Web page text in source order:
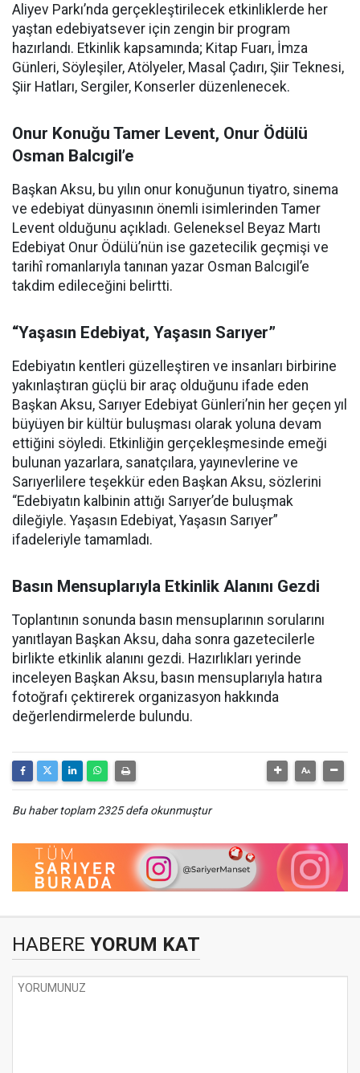
Aliyev Parkı’nda gerçekleştirilecek etkinliklerde her
yaştan edebiyatsever için zengin bir program
hazırlandı. Etkinlik kapsamında; Kitap Fuarı, İmza
Günleri, Söyleşiler, Atölyeler, Masal Çadırı, Şiir Teknesi,
Şiir Hatları, Sergiler, Konserler düzenlenecek.
Onur Konuğu Tamer Levent, Onur Ödülü
Osman Balcıgil’e
Başkan Aksu, bu yılın onur konuğunun tiyatro, sinema
ve edebiyat dünyasının önemli isimlerinden Tamer
Levent olduğunu açıkladı. Geleneksel Beyaz Martı
Edebiyat Onur Ödülü’nün ise gazetecilik geçmişi ve
tarihî romanlarıyla tanınan yazar Osman Balcıgil’e
takdim edileceğini belirtti.
“Yaşasın Edebiyat, Yaşasın Sarıyer”
Edebiyatın kentleri güzelleştiren ve insanları birbirine
yakınlaştıran güçlü bir araç olduğunu ifade eden
Başkan Aksu, Sarıyer Edebiyat Günleri’nin her geçen yıl
büyüyen bir kültür buluşması olarak yoluna devam
ettiğini söyledi. Etkinliğin gerçekleşmesinde emeği
bulunan yazarlara, sanatçılara, yayınevlerine ve
Sarıyerlilere teşekkür eden Başkan Aksu, sözlerini
“Edebiyatın kalbinin attığı Sarıyer’de buluşmak
dileğiyle. Yaşasın Edebiyat, Yaşasın Sarıyer”
ifadeleriyle tamamladı.
Basın Mensuplarıyla Etkinlik Alanını Gezdi
Toplantının sonunda basın mensuplarının sorularını
yanıtlayan Başkan Aksu, daha sonra gazetecilerle
birlikte etkinlik alanını gezdi. Hazırlıkları yerinde
inceleyen Başkan Aksu, basın mensuplarıyla hatıra
fotoğrafı çektirerek organizasyon hakkında
değerlendirmelerde bulundu.
Bu haber toplam 2325 defa okunmuştur
HABERE YORUM KAT